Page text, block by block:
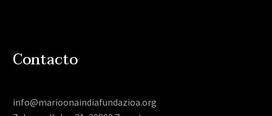
Contacto
info@marioonaindiafundazioa.org